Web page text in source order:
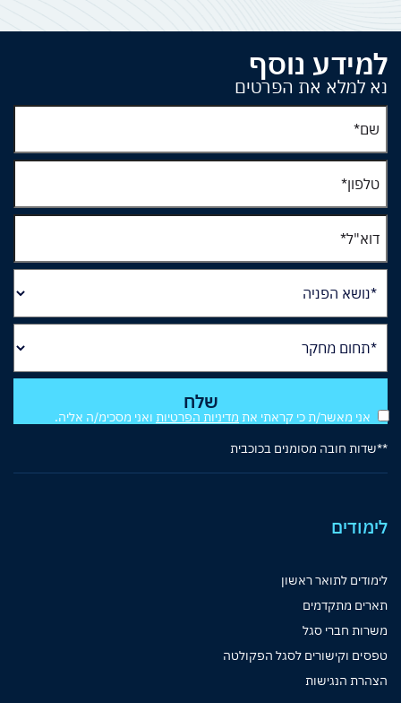
למידע נוסף
נא למלא את הפרטים
אני מאשר/ת כי קראתי את מדיניות הפרטיות
ואני מסכימ/ה אליה.
**שדות חובה מסומנים בכוכבית
לימודים
לימודים לתואר ראשון
תארים מתקדמים
משרות חברי סגל
טפסים וקישורים לסגל הפקולטה
הצהרת הנגישות